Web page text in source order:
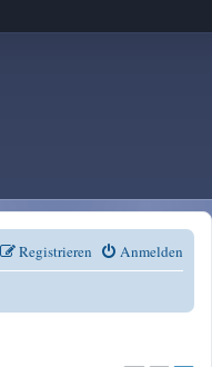
Anmelden
Registrieren